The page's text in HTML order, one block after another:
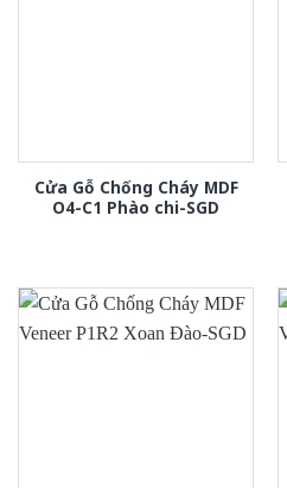
Cửa Gỗ Chống Cháy MDF
O4-C1 Phào chi-SGD